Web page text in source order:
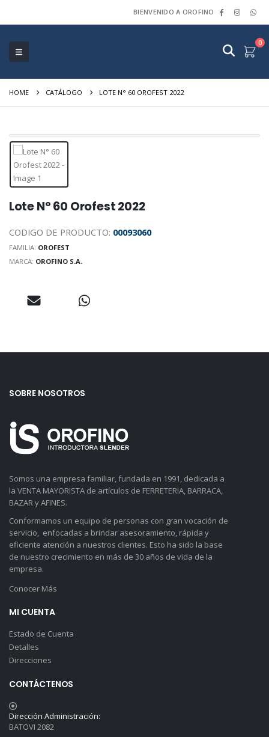
BIENVENIDO A OROFINO
0
HOME CATÁLOGO LOTE N° 60 OROFEST 2022
Lote N° 60 Orofest 2022
CODIGO DE PRODUCTO: 00093060
FAMILIA: OROFEST
MARCA: OROFINO S.A.
SOBRE NOSOTROS
Somos una empresa familiar, fundada en 1991, dedicada a
la VENTA MAYORISTA de artículos de FERRETERIA, BARRACA,
BAZAR y AFINES.
Conformamos un equipo de personas con gran vocación de
servicio, enfocadas a brindar asesoramiento, rápida y
eficiente atención a nuestros clientes. Esto ha sido la base
de nuestro crecimiento en más de 30 años de vida de la
empresa.
Conocer Más
MI CUENTA
Estado de Cuenta
Detalles
Direcciones
CONTÁCTENOS
Dirección Administración:
BATOVI 2082